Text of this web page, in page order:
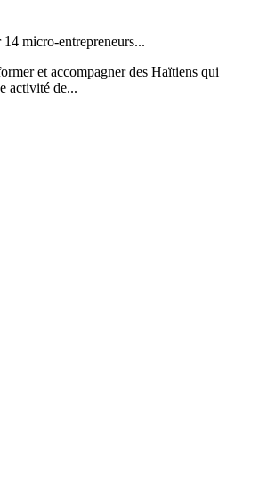
micro-entrepreneurs...
et accompagner des Haïtiens qui
activité de...